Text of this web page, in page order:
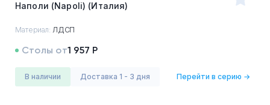
Наполи (Napoli) (Италия)
Материал: ЛДСП
Столы от1 957 Р
в наличии Доставка 1 - 3 дня Перейти в серию →